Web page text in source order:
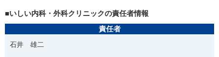
■いしい内科・外科クリニックの責任者情報
責任者
石井 雄二